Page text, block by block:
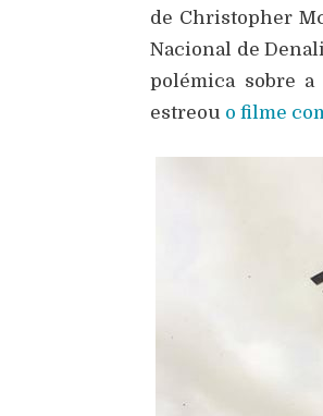
de Christopher
Nacional de
polémica sobre
estreou o filme